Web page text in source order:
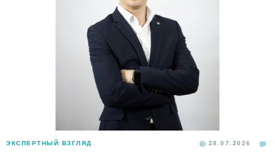
ЭКСПЕРТНЫЙ ВЗГЛЯД 28.07.2026